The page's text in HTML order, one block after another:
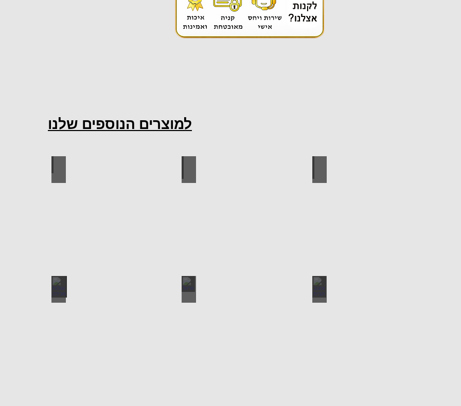
למוצרים הנוספים שלנו
עגלות מכירה פרזול עיצוב הבית